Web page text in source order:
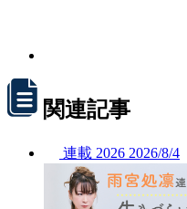
関連記事
連載 2026 2026/8/4